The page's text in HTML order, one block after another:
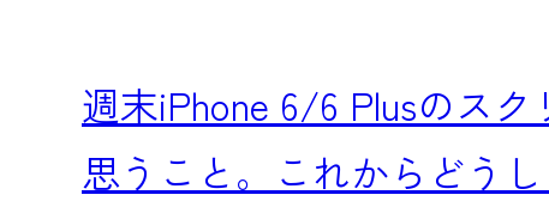
週末iPhone 6/6 Plusのス
思うこと。これからどうし